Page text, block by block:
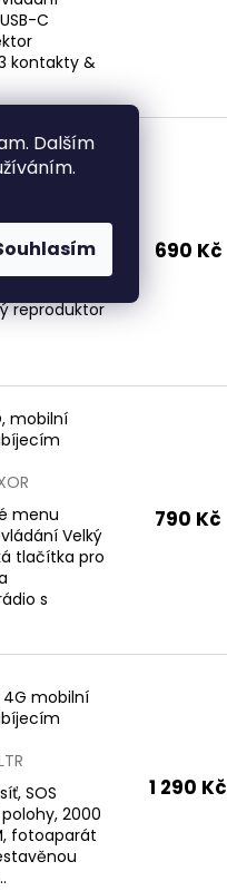
Dalším
C
kontakty &
mobilní
seniory na
reproduktor
690 Kč
mobilní
menu
Velký
tlačítka pro
s
790 Kč
4G mobilní
SOS
2000
fotoaparát
1 290 Kč